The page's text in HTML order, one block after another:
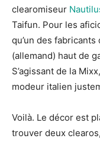
clearomiseur
Taifun. Pour les
qu’un des
(allemand) haut de
S’agissant de la
modeur italien
Voilà. Le décor est
trouver deux